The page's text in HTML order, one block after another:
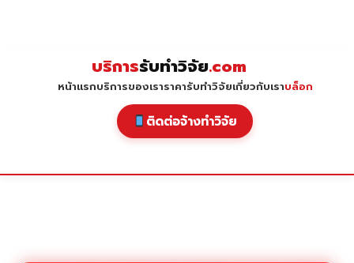
บริการรับทำวิจัย.com
หน้าแรกบริการของเราราคารับทำวิจัยเกี่ยวกับเราบล็อก
ติดต่อจ้างทำวิจัย